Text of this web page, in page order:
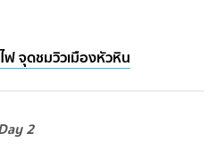
ฟ จุดชมวิวเมืองหัวหิน
2